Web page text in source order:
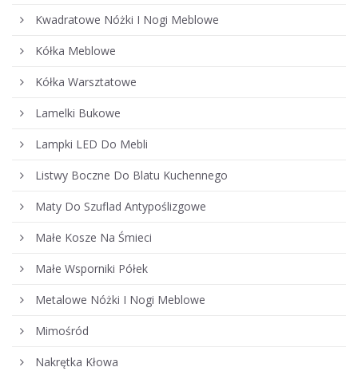
Kwadratowe Nóżki I Nogi Meblowe
Kółka Meblowe
Kółka Warsztatowe
Lamelki Bukowe
Lampki LED Do Mebli
Listwy Boczne Do Blatu Kuchennego
Maty Do Szuflad Antypoślizgowe
Małe Kosze Na Śmieci
Małe Wsporniki Półek
Metalowe Nóżki I Nogi Meblowe
Mimośród
Nakrętka Kłowa